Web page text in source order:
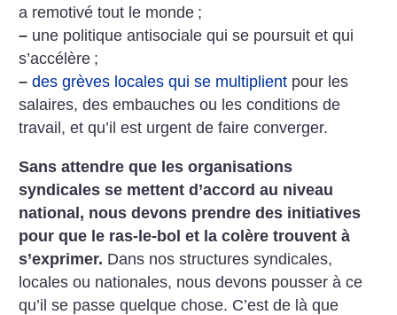
a remotivé tout le monde ;
– une politique antisociale qui se poursuit et qui
s’accélère ;
– des grèves locales qui se multiplient pour les
salaires, des embauches ou les conditions de
travail, et qu’il est urgent de faire converger.
Sans attendre que les organisations
syndicales se mettent d’accord au niveau
national, nous devons prendre des initiatives
pour que le ras-le-bol et la colère trouvent à
s’exprimer. Dans nos structures syndicales,
locales ou nationales, nous devons pousser à ce
qu’il se passe quelque chose. C’est de là que